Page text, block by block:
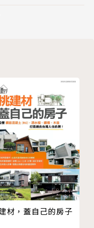
。
神、消磨愛，
……
痕的米奧，
照顧者們：
去。」
智及身心障礙者，其
照顧者中有七成以上
「女性的自由是有期
材，蓋自己的房子